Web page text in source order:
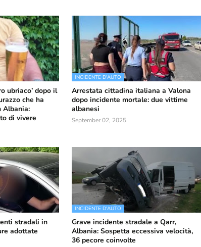
ubriaco’ dopo il
che ha
Albania:
di vivere
INCIDENTE D'AUTO
Arrestata cittadina italiana a Valona
dopo incidente mortale: due vittime
albanesi
September 02, 2025
stradali in
adottate
INCIDENTE D'AUTO
Grave incidente stradale a Qarr,
Albania: Sospetta eccessiva velocità,
36 pecore coinvolte